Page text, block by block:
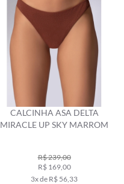
CALCINHA ASA DELTA
MIRACLE UP SKY MARROM
R$ 239,00
R$ 169,00
3x de R$ 56,33